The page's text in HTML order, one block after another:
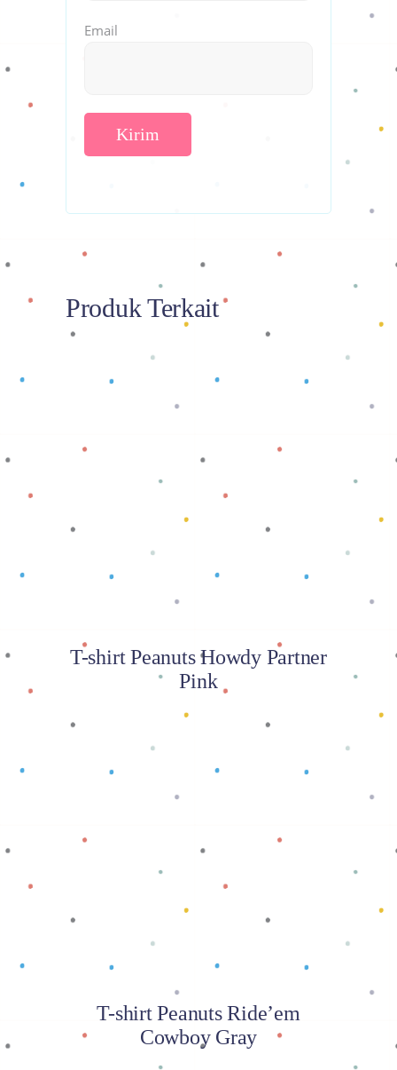
Email
Produk Terkait
Baca selengkapnya
T-shirt Peanuts Howdy Partner
Pink
Baca selengkapnya
T-shirt Peanuts Ride’em
Cowboy Gray